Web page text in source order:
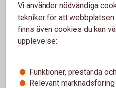
Fordonsförsäkringar
Vi använder nödvändiga
tekniker för att
finns även cookies du kan
upplevelse:
Funktioner, prestanda
Relevant marknadsföring